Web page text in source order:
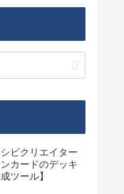
ピクリエイター
ンカードのデッキ
ツール】